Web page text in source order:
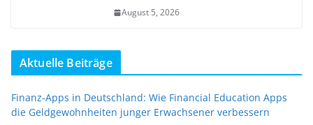
August 5, 2026
Aktuelle Beiträge
Finanz-Apps in Deutschland: Wie Financial Education Apps
die Geldgewohnheiten junger Erwachsener verbessern